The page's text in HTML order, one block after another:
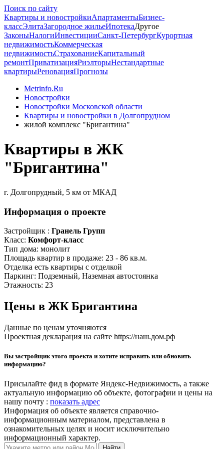
Поиск по сайту
Квартиры и новостройкиАпартаментыБизнес-
классЭлитаЗагородное жильеИпотекаДругое
ЗаконыНалогиИнвестицииСанкт-ПетербургКурортная
недвижимостьКоммерческая
недвижимостьСтрахованиеКапитальный
ремонтПриватизацияРиэлторыНестандартные
квартирыРеновацияПрогнозы
Metrinfo.Ru
Новостройки
Новостройки Московской области
Квартиры и новостройки в Долгопрудном
жилой комплекс "Бригантина"
Квартиры в ЖК
"Бригантина"
г. Долгопрудный, 5 км от МКАД
Информация о проекте
Застройщик : Гранель Групп
Класс: Комфорт-класс
Тип дома: монолит
Площадь квартир в продаже: 23 - 86 кв.м.
Отделка есть квартиры с отделкой
Паркинг: Подземный, Наземная автостоянка
Этажность: 23
Цены в ЖК Бригантина
Данные по ценам уточняются
Проектная декларация на сайте https://наш.дом.рф
Вы застройщик этого проекта и хотите исправить или обновить
информацию?
Присылайте фид в формате Яндекс-Недвижимость, а также
актуальную информацию об объекте, фотографии и цены на
нашу почту : показать адрес
Информация об объекте является справочно-
информационным материалом, представлена в
ознакомительных целях и носит исключительно
информационный характер.